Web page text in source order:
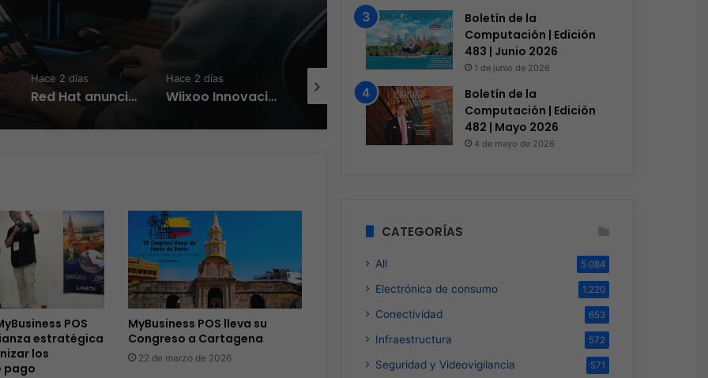
Hace 2 días
Wiixoo Innovación, escalabilidad y democratización de la tecnología en México
Hace 2 días
Licencias OnLine y Radware la IA que redefine la estrategia de ciberseguridad Genesys Xperience 2026: Ganar en la Era Agéntica Comienza Aquí
POS
estratégica
los
pago
MyBusiness POS lleva su
Congreso a Cartagena
22 de marzo de 2026
Boletín de la
Computación | Edición
483 | Junio 2026
1 de junio de 2026
Boletín de la
Computación | Edición
482 | Mayo 2026
4 de mayo de 2026
CATEGORÍAS
All 5.084
Electrónica de consumo 1.220
Conectividad 653
Infraestructura 572
Seguridad y Videovigilancia 571